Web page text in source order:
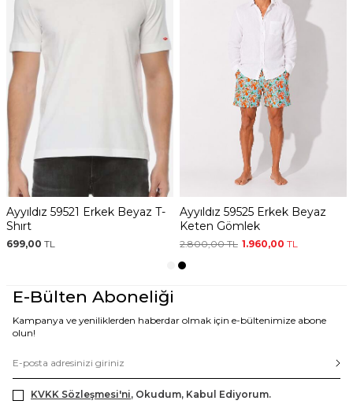
2106 Sarı Beyaz
Desenli Erkek
Deniz Şortu
TL
Ayyıldız 59521 Erkek Beyaz T-
Shırt
699,00TL
E-Bülten Aboneliği
Kampanya ve yeniliklerden haberdar olmak için e-bültenimize abone
olun!
KVKK Sözleşmesi'ni, Okudum, Kabul Ediyorum.